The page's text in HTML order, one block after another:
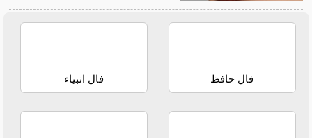
فال حافظ فال انبیاء